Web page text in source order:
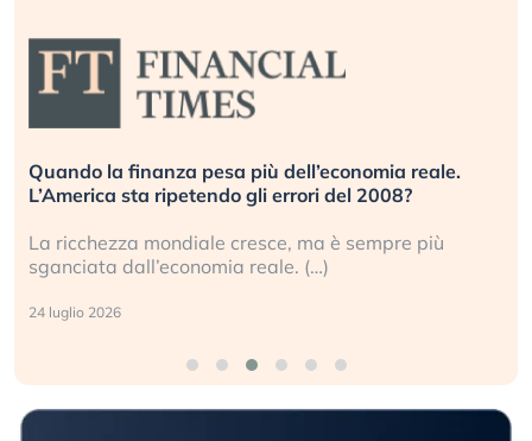
Quando la finanza pesa più dell’economia reale.
L’America sta ripetendo gli errori del 2008?
La ricchezza mondiale cresce, ma è sempre più
sganciata dall’economia reale. (…)
24 luglio 2026